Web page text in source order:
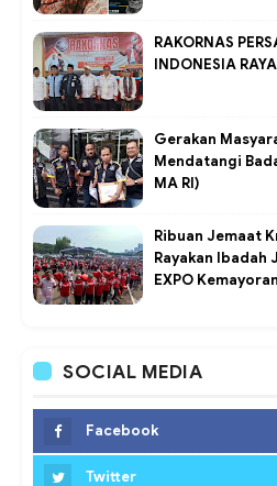
RAKORNAS
INDONESIA
Gerakan
Mendatangi
MA RI)
Ribuan Jemaat
Rayakan Ibadah
EXPO Kemayoran
SOCIAL MEDIA
Facebook
Twitter